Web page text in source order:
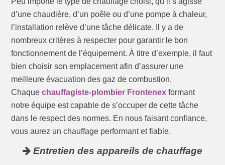
d’une chaudière, d’un poêle ou d’une pompe à chaleur,
l’installation relève d’une tâche délicate. Il y a de
nombreux critères à respecter pour garantir le bon
fonctionnement de l’équipement. À titre d’exemple, il faut
bien choisir son emplacement afin d’assurer une
meilleure évacuation des gaz de combustion.
Chaquechauffagiste-plombier Frontenex formant
notre équipe est capable de s’occuper de cette tâche
dans le respect des normes. En nous faisant confiance,
vous aurez un chauffage performant et fiable.
Entretien des appareils de chauffage